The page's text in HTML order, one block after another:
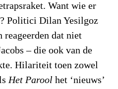
Want wie er
Politici Dilan Yesilgoz
reageerden dat niet
– die ook van de
Hilariteit toen zowel
Het Parool het ‘nieuws’